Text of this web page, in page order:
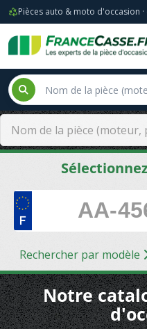
Pièces auto & moto d'occasion
Rechercher par modèle
Notre